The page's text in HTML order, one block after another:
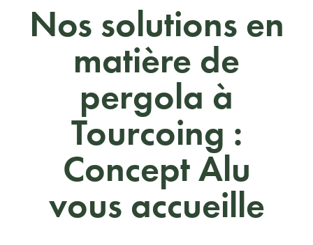
Nos solutions en
matière de
pergola à
Tourcoing :
Concept Alu
vous accueille